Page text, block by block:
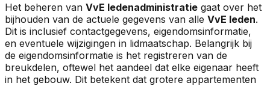
Het beheren van VvE ledenadministratie gaat over het
bijhouden van de actuele gegevens van alle VvE leden.
Dit is inclusief contactgegevens, eigendomsinformatie,
en eventuele wijzigingen in lidmaatschap. Belangrijk bij
de eigendomsinformatie is het registreren van de
breukdelen, oftewel het aandeel dat elke eigenaar heeft
in het gebouw. Dit betekent dat grotere appartementen